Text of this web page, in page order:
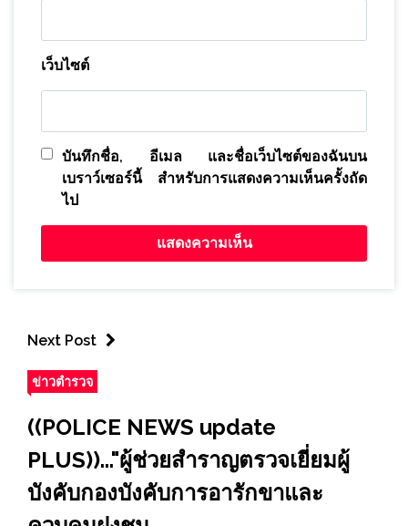
เว็บไซต์
บันทึกชื่อ, อีเมล และชื่อเว็บไซต์ของฉันบน
เบราว์เซอร์นี้ สำหรับการแสดงความเห็นครั้งถัด
ไป
Next Post
ข่าวตำรวจ
((POLICE NEWS update
PLUS))..."ผู้ช่วยสำราญตรวจเยี่ยมผู้
บังคับกองบังคับการอารักขาและ